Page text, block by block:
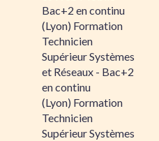
Bac+2 en continu
(Lyon) Formation
Technicien
Supérieur Systèmes
et Réseaux - Bac+2
en continu
(Lyon) Formation
Technicien
Supérieur Systèmes